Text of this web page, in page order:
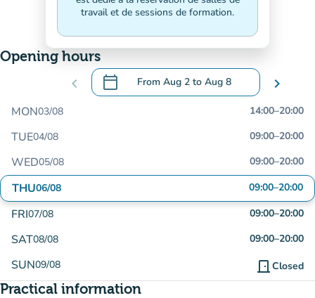
travail et de sessions de formation.
Opening hours
chevron_left calendar_today From Aug 2 to Aug 8
.Open the calendar to change dates
chevron_right
MON03/08 14:00–20:00
TUE04/08 09:00–20:00
WED05/08 09:00–20:00
THU06/08 09:00–20:00
FRI07/08 09:00–20:00
SAT08/08 09:00–20:00
SUN09/08 door_front Closed
Practical information